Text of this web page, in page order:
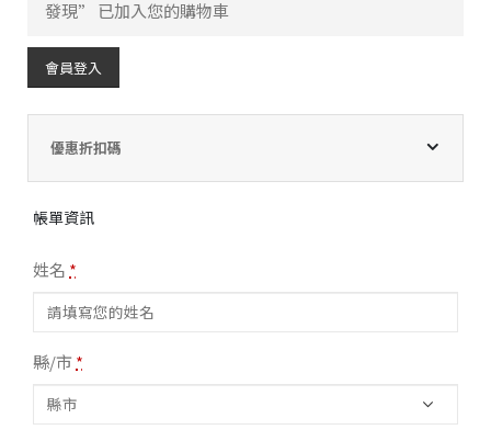
發現” 已加入您的購物車
會員登入
優惠折扣碼
帳單資訊
姓名 *
縣/市*